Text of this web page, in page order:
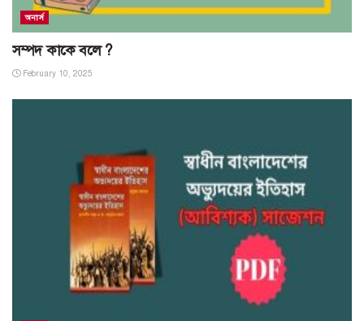
অনার্স
সম্পদ কাকে বলে ?
February 10, 2025